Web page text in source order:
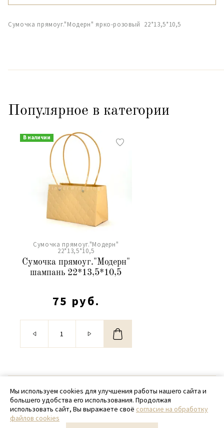
Сумочка прямоуг."Модерн" ярко-розовый 22*13,5*10,5
Популярное в категории
В наличии
Сумочка прямоуг."Модерн"
22*13,5*10,5
Сумочка прямоуг."Модерн"
шампань 22*13,5*10,5
75 руб.
© 2020 - 2026 SamPack
+ 7 (918) 699-97-87
zakaz@sampack.store
Мы используем cookies для улучшения работы нашего сайта и
большего удобства его использования. Продолжая
использовать сайт, Вы выражаете своё согласие на обработку
файлов cookies